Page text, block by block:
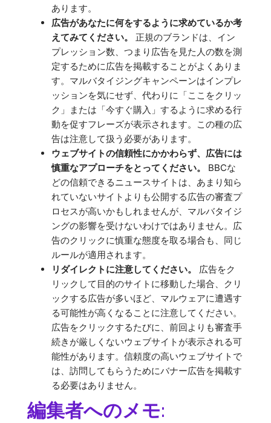
あります。
広告があなたに何をするように求めているか考
えてみてください。
正規のブランドは、イン
プレッション数、つまり広告を見た人の数を測
定するために広告を掲載することがよくありま
す。マルバタイジングキャンペーンはインプレ
ッションを気にせず、代わりに「ここをクリッ
ク」または「今すぐ購入」するように求める行
動を促すフレーズが表示されます。この種の広
告は注意して扱う必要があります。
ウェブサイトの信頼性にかかわらず、広告には
慎重なアプローチをとってください。
BBCな
どの信頼できるニュースサイトは、あまり知ら
れていないサイトよりも公開する広告の審査プ
ロセスが高いかもしれませんが、マルバタイジ
ングの影響を受けないわけではありません。広
告のクリックに慎重な態度を取る場合も、同じ
ルールが適用されます。
リダイレクトに注意してください。
広告をク
リックして目的のサイトに移動した場合、クリ
ックする広告が多いほど、マルウェアに遭遇す
る可能性が高くなることに注意してください。
広告をクリックするたびに、前回よりも審査手
続きが厳しくないウェブサイトが表示される可
能性があります。信頼度の高いウェブサイトで
は、訪問してもらうためにバナー広告を掲載す
る必要はありません。
編集者へのメモ: